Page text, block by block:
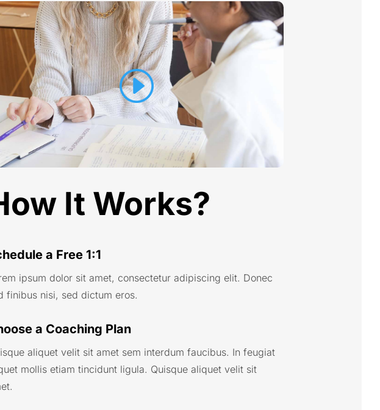
It Works?
a Free 1:1
ipsum dolor sit amet, consectetur adipiscing elit. Donec
finibus nisi, sed dictum eros.
a Coaching Plan
aliquet velit sit amet sem interdum faucibus. In feugiat
mollis etiam tincidunt ligula. Quisque aliquet velit sit